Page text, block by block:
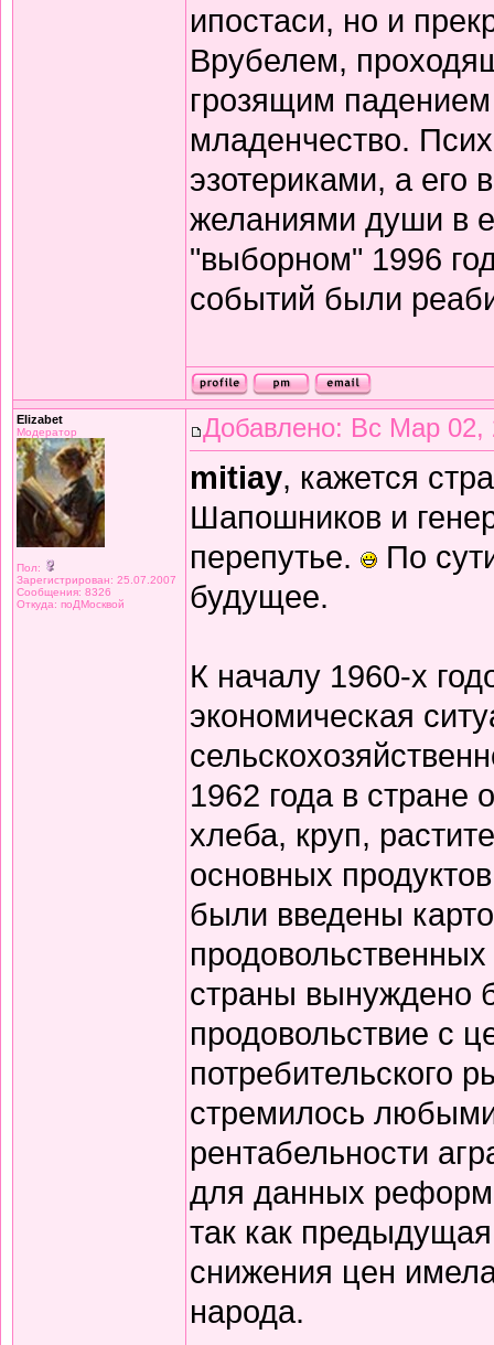
ипостаси, но и
Врубелем,
грозящим
младенчество.
эзотериками, а его
желаниями души в
"выборном" 1996
событий были
Elizabet
Модератор
Пол:
Зарегистрирован: 25.07.2007
Сообщения: 8326
Откуда: поДМосквой
Добавлено: Вс Мар 02,
mitiay, кажется
Шапошников и
перепутье.
По
будущее.
К началу 1960-х
экономическая
1962 года в стране
хлеба, круп,
основных
были введены
страны вынуждено
продовольствие с
потребительского
стремилось
рентабельности
для данных реформ
так как
снижения цен
народа.